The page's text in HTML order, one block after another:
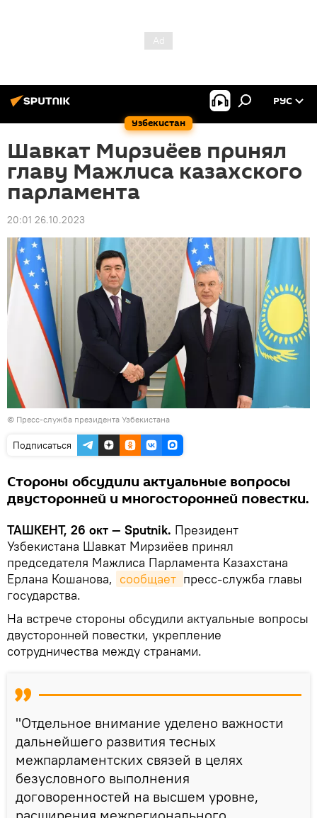
Узбекистан
РУС
Шавкат Мирзиёев принял
главу Мажлиса казахского
парламента
20:01 26.10.2023
© Пресс-служба президента Узбекистана
Подписаться
Стороны обсудили актуальные вопросы
двусторонней и многосторонней повестки.
ТАШКЕНТ, 26 окт — Sputnik. Президент
Узбекистана Шавкат Мирзиёев принял
председателя Мажлиса Парламента Казахстана
Ерлана Кошанова, сообщает пресс-служба главы
государства.
На встрече стороны обсудили актуальные вопросы
двусторонней повестки, укрепление
сотрудничества между странами.
"Отдельное внимание уделено важности
дальнейшего развития тесных
межпарламентских связей в целях
безусловного выполнения
договоренностей на высшем уровне,